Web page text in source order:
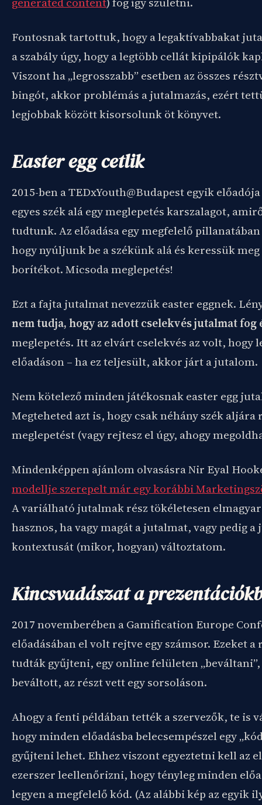
Fontosnak tartottuk, hogy a legaktívabbakat
a szabály úgy, hogy a legtöbb cellát kipipálók
Viszont ha „legrosszabb” esetben az összes
bingót, akkor problémás a jutalmazás, ezért
legjobbak között kisorsolunk öt könyvet.
Easter egg cetlik
2015-ben a TEDxYouth@Budapest egyik
egyes szék alá egy meglepetés karszalagot,
tudtunk. Az előadása egy megfelelő
hogy nyúljunk be a székünk alá és keressük
borítékot. Micsoda meglepetés!
Ezt a fajta jutalmat nevezzük easter eggnek.
nem tudja, hogy az adott cselekvés jutalmat
meglepetés. Itt az elvárt cselekvés az volt, hogy
előadáson – ha ez teljesült, akkor járt a jutalom.
Nem kötelező minden játékosnak easter egg
Megteheted azt is, hogy csak néhány szék aljára
meglepetést (vagy rejtesz el úgy, ahogy
Mindenképpen ajánlom olvasásra Nir Eyal
modellje szerepelt már egy korábbi
A variálható jutalmak rész tökéletesen
hasznos, ha vagy magát a jutalmat, vagy pedig a
kontextusát (mikor, hogyan) változtatom.
Kincsvadászat a
2017 novemberében a Gamification Europe
előadásában el volt rejtve egy számsor. Ezeket a
tudták gyűjteni, egy online felületen „beváltani”,
beváltott, az részt vett egy sorsoláson.
Ahogy a fenti példában tették a szervezők, te is
hogy minden előadásba belecsempészel egy
gyűjteni lehet. Ehhez viszont egyeztetni kell az
ezerszer leellenőrizni, hogy tényleg minden
legyen a megfelelő kód. (Az alábbi kép az egyik